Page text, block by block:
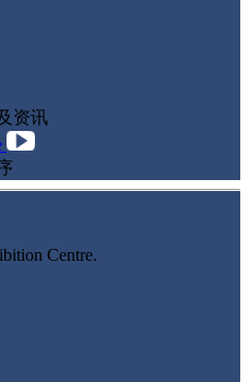
资讯
Centre.